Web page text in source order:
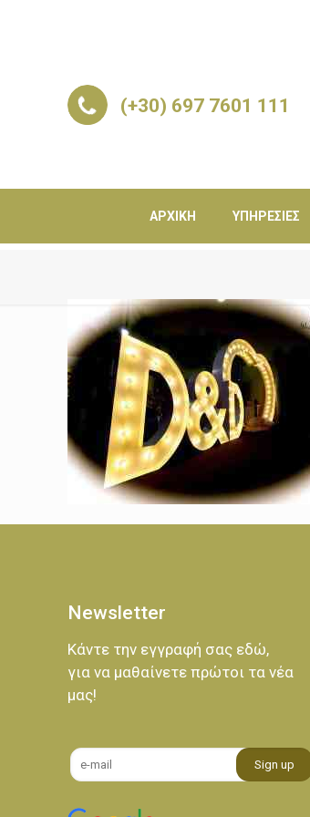
(+30) 697 7601 111
ΑΡΧΙΚΉ ΥΠΗΡΕΣΊΕΣ
Newsletter
Κάντε την εγγραφή σας εδώ,
για να μαθαίνετε πρώτοι τα νέα
μας!